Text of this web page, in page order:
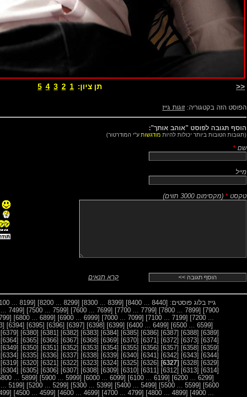
<< תן ציון: 1
2
3
4
5
הפוסט הזה בקטגוריה: זוגות גייז
הוסף תגובה לפוסט "אוהב אותך":
(תגובות הטובות ביותר יכולות להיות מודגשות ע"י המודרטור)
שם *
מייל
טקסט *
(מקסימום 3000 תווים )
קרא תנאים
גייז בלוג פוסטים: [8440 ... 8400]
[8399 ... 8300]
[8299 ... 8200]
[8199 ... 8100]
7900]
[7899 ... 7800]
[7799 ... 7700]
[7699 ... 7600]
[7599 ... 7500]
[7499 ... 7400]
... 7200]
[7199 ... 7100]
[7099 ... 7000]
[6999 ... 6900]
[6899 ... 6800]
[6799 ... 6700]
[6599 ... 6500]
[6499 ... 6400]
[6399]
[6398]
[6397]
[6396]
[6395]
[6394]
[6393]
[6389]
[6388]
[6387]
[6386]
[6385]
[6384]
[6383]
[6382]
[6381]
[6380]
[6379]
[6374]
[6373]
[6372]
[6371]
[6370]
[6369]
[6368]
[6367]
[6366]
[6365]
[6364]
[6359]
[6358]
[6357]
[6356]
[6355]
[6354]
[6353]
[6352]
[6351]
[6350]
[6349]
[6344]
[6343]
[6342]
[6341]
[6340]
[6339]
[6338]
[6337]
[6336]
[6335]
[6334]
[6329]
[6328]
[6327]
[6326]
[6325]
[6324]
[6323]
[6322]
[6321]
[6320]
[6319]
[6314]
[6313]
[6312]
[6311]
[6310]
[6309]
[6308]
[6307]
[6306]
[6305]
[6304]
[6299 ... 6200]
[6199 ... 6100]
[6099 ... 6000]
[5999 ... 5900]
[5899 ... 5800]
5600]
[5599 ... 5500]
[5499 ... 5400]
[5399 ... 5300]
[5299 ... 5200]
[5199 ... 5100]
... 4900]
[4899 ... 4800]
[4799 ... 4700]
[4699 ... 4600]
[4599 ... 4500]
[4499 ... 4400]